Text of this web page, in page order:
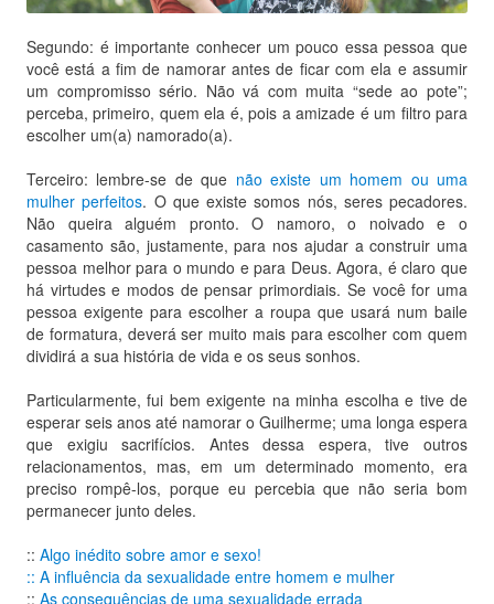
Segundo: é importante conhecer um pouco essa pessoa que
você está a fim de namorar antes de ficar com ela e assumir
um compromisso sério. Não vá com muita “sede ao pote”;
perceba, primeiro, quem ela é, pois a amizade é um filtro para
escolher um(a) namorado(a).
Terceiro: lembre-se de que não existe um homem ou uma
mulher perfeitos. O que existe somos nós, seres pecadores.
Não queira alguém pronto. O namoro, o noivado e o
casamento são, justamente, para nos ajudar a construir uma
pessoa melhor para o mundo e para Deus. Agora, é claro que
há virtudes e modos de pensar primordiais. Se você for uma
pessoa exigente para escolher a roupa que usará num baile
de formatura, deverá ser muito mais para escolher com quem
dividirá a sua história de vida e os seus sonhos.
Particularmente, fui bem exigente na minha escolha e tive de
esperar seis anos até namorar o Guilherme; uma longa espera
que exigiu sacrifícios. Antes dessa espera, tive outros
relacionamentos, mas, em um determinado momento, era
preciso rompê-los, porque eu percebia que não seria bom
permanecer junto deles.
:: Algo inédito sobre amor e sexo!
:: A influência da sexualidade entre homem e mulher
:: As consequências de uma sexualidade errada